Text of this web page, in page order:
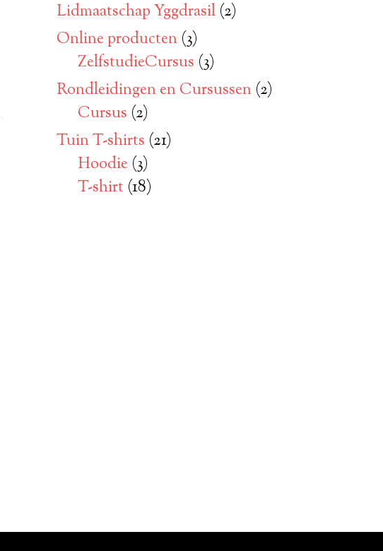
Lidmaatschap Yggdrasil (2)
Online producten (3)
ZelfstudieCursus (3)
Rondleidingen en Cursussen (2)
Cursus (2)
Tuin T-shirts (21)
Hoodie (3)
T-shirt (18)